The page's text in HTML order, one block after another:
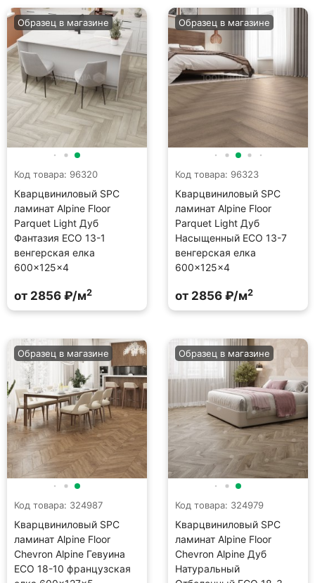
Код товара: 96320
Кварцвиниловый SPC
ламинат Alpine Floor
Parquet Light Дуб
Фантазия ECO 13-1
венгерская елка
600×125×4
Образец в магазине
от 2856 ₽/м2
Код товара: 96323
Кварцвиниловый SPC
ламинат Alpine Floor
Parquet Light Дуб
Насыщенный ECO 13-7
венгерская елка
600×125×4
Образец в магазине
от 2856 ₽/м2
Код товара: 324987
Кварцвиниловый SPC
ламинат Alpine Floor
Chevron Alpine Гевуина
ECO 18-10 французская
Образец в магазине
Код товара: 324979
Кварцвиниловый SPC
ламинат Alpine Floor
Chevron Alpine Дуб
Натуральный
Образец в магазине